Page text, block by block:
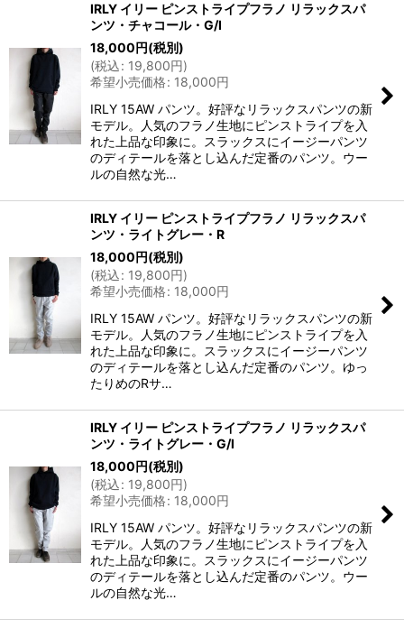
IRLY イリー ピンストライプフラノ リラックスパ
ンツ・チャコール・G/I
18,000円(税別)
(税込: 19,800円)
希望小売価格: 18,000円
IRLY 15AW パンツ。好評なリラックスパンツの新
モデル。人気のフラノ生地にピンストライプを入
れた上品な印象に。スラックスにイージーパンツ
のディテールを落とし込んだ定番のパンツ。ウー
ルの自然な光…
IRLY イリー ピンストライプフラノ リラックスパ
ンツ・ライトグレー・R
18,000円(税別)
(税込: 19,800円)
希望小売価格: 18,000円
IRLY 15AW パンツ。好評なリラックスパンツの新
モデル。人気のフラノ生地にピンストライプを入
れた上品な印象に。スラックスにイージーパンツ
のディテールを落とし込んだ定番のパンツ。ゆっ
たりめのRサ…
IRLY イリー ピンストライプフラノ リラックスパ
ンツ・ライトグレー・G/I
18,000円(税別)
(税込: 19,800円)
希望小売価格: 18,000円
IRLY 15AW パンツ。好評なリラックスパンツの新
モデル。人気のフラノ生地にピンストライプを入
れた上品な印象に。スラックスにイージーパンツ
のディテールを落とし込んだ定番のパンツ。ウー
ルの自然な光…